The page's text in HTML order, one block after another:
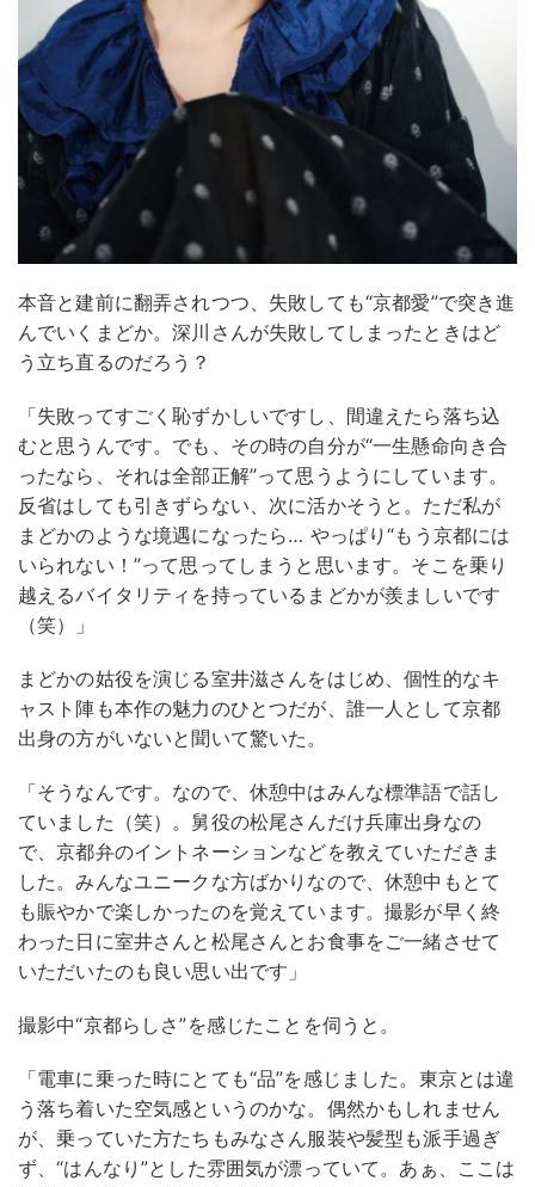
本音と建前に翻弄されつつ、失敗しても“京都愛”で突き進
んでいくまどか。深川さんが失敗してしまったときはど
う立ち直るのだろう？
「失敗ってすごく恥ずかしいですし、間違えたら落ち込
むと思うんです。でも、その時の自分が“一生懸命向き合
ったなら、それは全部正解”って思うようにしています。
反省はしても引きずらない、次に活かそうと。ただ私が
まどかのような境遇になったら… やっぱり“もう京都には
いられない！”って思ってしまうと思います。そこを乗り
越えるバイタリティを持っているまどかが羨ましいです
（笑）」
まどかの姑役を演じる室井滋さんをはじめ、個性的なキ
ャスト陣も本作の魅力のひとつだが、誰一人として京都
出身の方がいないと聞いて驚いた。
「そうなんです。なので、休憩中はみんな標準語で話し
ていました（笑）。舅役の松尾さんだけ兵庫出身なの
で、京都弁のイントネーションなどを教えていただきま
した。みんなユニークな方ばかりなので、休憩中もとて
も賑やかで楽しかったのを覚えています。撮影が早く終
わった日に室井さんと松尾さんとお食事をご一緒させて
いただいたのも良い思い出です」
撮影中“京都らしさ”を感じたことを伺うと。
「電車に乗った時にとても“品”を感じました。東京とは違
う落ち着いた空気感というのかな。偶然かもしれません
が、乗っていた方たちもみなさん服装や髪型も派手過ぎ
ず、“はんなり”とした雰囲気が漂っていて。あぁ、ここは